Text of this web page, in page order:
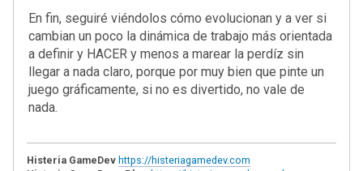
En fin, seguiré viéndolos cómo evolucionan y a ver si
cambian un poco la dinámica de trabajo más orientada
a definir y HACER y menos a marear la perdíz sin
llegar a nada claro, porque por muy bien que pinte un
juego gráficamente, si no es divertido, no vale de
nada.
Histeria GameDev https://histeriagamedev.com